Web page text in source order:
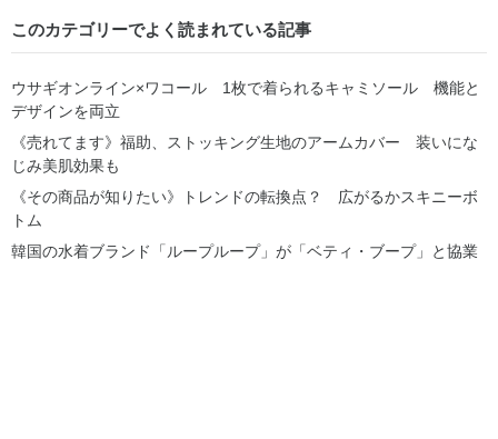
このカテゴリーでよく読まれている記事
ウサギオンライン×ワコール 1枚で着られるキャミソール 機能と
デザインを両立
《売れてます》福助、ストッキング生地のアームカバー 装いにな
じみ美肌効果も
《その商品が知りたい》トレンドの転換点？ 広がるかスキニーボ
トム
韓国の水着ブランド「ループループ」が「ベティ・ブープ」と協業